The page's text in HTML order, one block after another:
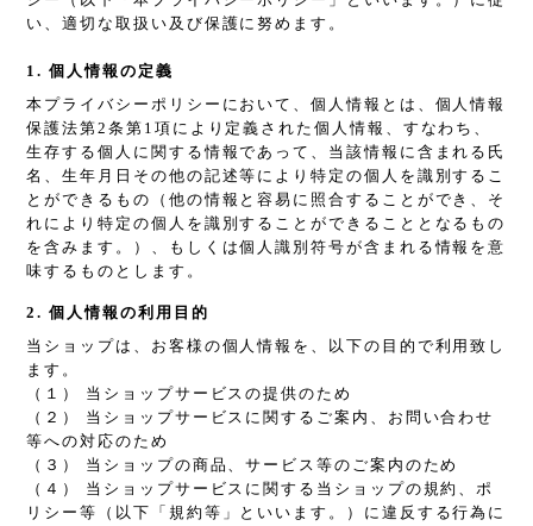
い、適切な取扱い及び保護に努めます。
1. 個人情報の定義
本プライバシーポリシーにおいて、個人情報とは、個人情報
保護法第2条第1項により定義された個人情報、すなわち、
生存する個人に関する情報であって、当該情報に含まれる氏
名、生年月日その他の記述等により特定の個人を識別するこ
とができるもの（他の情報と容易に照合することができ、そ
れにより特定の個人を識別することができることとなるもの
を含みます。）、もしくは個人識別符号が含まれる情報を意
味するものとします。
2. 個人情報の利用目的
当ショップは、お客様の個人情報を、以下の目的で利用致し
ます。
（１） 当ショップサービスの提供のため
（２） 当ショップサービスに関するご案内、お問い合わせ
等への対応のため
（３） 当ショップの商品、サービス等のご案内のため
（４） 当ショップサービスに関する当ショップの規約、ポ
リシー等（以下「規約等」といいます。）に違反する行為に